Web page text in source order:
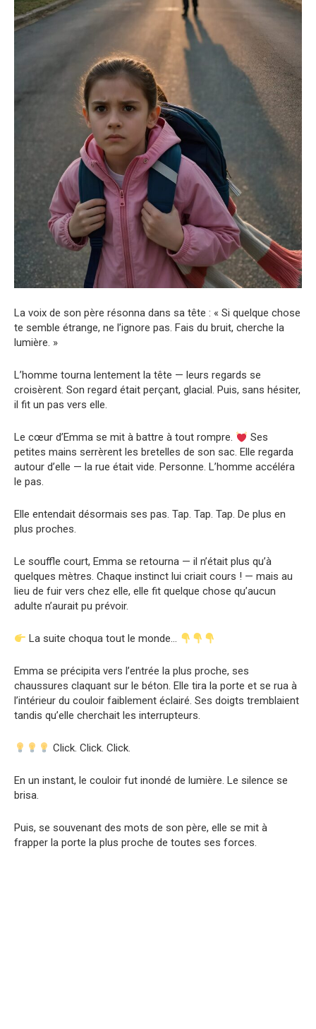
La voix de son père résonna dans sa tête : « Si quelque chose
te semble étrange, ne l’ignore pas. Fais du bruit, cherche la
lumière. »
L’homme tourna lentement la tête — leurs regards se
croisèrent. Son regard était perçant, glacial. Puis, sans hésiter,
il fit un pas vers elle.
Le cœur d’Emma se mit à battre à tout rompre.
Ses
petites mains serrèrent les bretelles de son sac. Elle regarda
autour d’elle — la rue était vide. Personne. L’homme accéléra
le pas.
Elle entendait désormais ses pas. Tap. Tap. Tap. De plus en
plus proches.
Le souffle court, Emma se retourna — il n’était plus qu’à
quelques mètres. Chaque instinct lui criait cours ! — mais au
lieu de fuir vers chez elle, elle fit quelque chose qu’aucun
adulte n’aurait pu prévoir.
La suite choqua tout le monde…
Emma se précipita vers l’entrée la plus proche, ses
chaussures claquant sur le béton. Elle tira la porte et se rua à
l’intérieur du couloir faiblement éclairé. Ses doigts tremblaient
tandis qu’elle cherchait les interrupteurs.
Click. Click. Click.
En un instant, le couloir fut inondé de lumière. Le silence se
brisa.
Puis, se souvenant des mots de son père, elle se mit à
frapper la porte la plus proche de toutes ses forces.